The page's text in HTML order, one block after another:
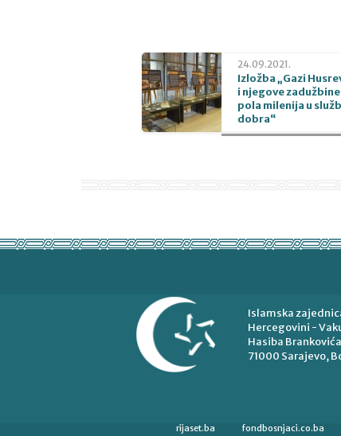
24.09.2021.
Izložba „Gazi
i njegove
pola milenija u
dobra“
Islamska
Hercegovini -
Hasiba
71000 Sarajevo,
rijaset.ba fondbosnjaci.co.ba